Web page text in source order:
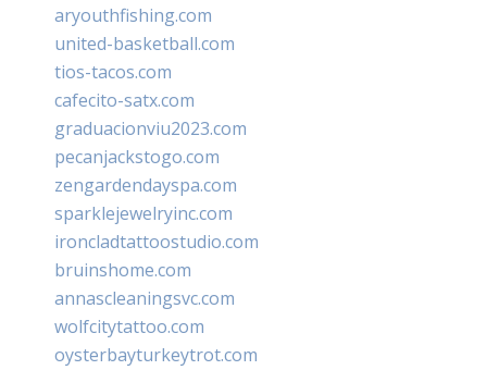
aryouthfishing.com
united-basketball.com
tios-tacos.com
cafecito-satx.com
graduacionviu2023.com
pecanjackstogo.com
zengardendayspa.com
sparklejewelryinc.com
ironcladtattoostudio.com
bruinshome.com
annascleaningsvc.com
wolfcitytattoo.com
oysterbayturkeytrot.com